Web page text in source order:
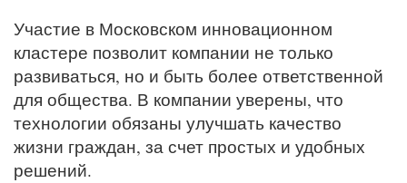
Участие в Московском инновационном
кластере позволит компании не только
развиваться, но и быть более ответственной
для общества. В компании уверены, что
технологии обязаны улучшать качество
жизни граждан, за счет простых и удобных
решений.